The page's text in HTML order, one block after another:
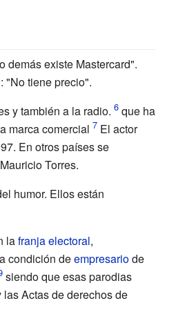
demás existe Mastercard".
"No tiene precio".
y también a la radio. que ha
marca comercial El actor
En otros países se
Torres.
humor. Ellos están
lafranja electoral,
condición deempresariode
siendo que esas parodias
las Actas de derechos de